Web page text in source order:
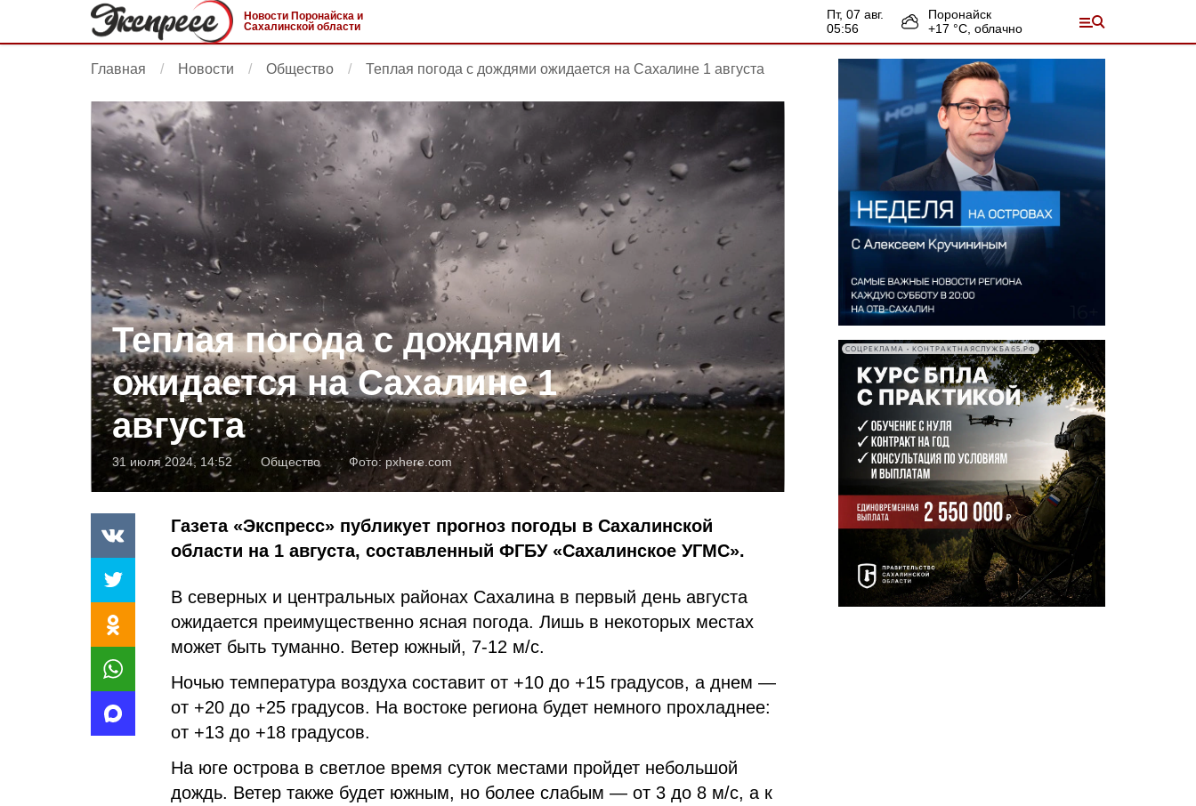
Новости Поронайска и
Сахалинской области
пт, 07 авг.
05:56
Поронайск
+17 °С, облачно
Главная Новости Общество Теплая погода с дождями ожидается на Сахалине 1 августа
Теплая погода с дождями
ожидается на Сахалине 1
августа
31 июля 2024, 14:52 Общество Фото: pxhere.com
Газета «Экспресс» публикует прогноз погоды в Сахалинской
области на 1 августа, составленный ФГБУ «Сахалинское УГМС».
В северных и центральных районах Сахалина в первый день августа
ожидается преимущественно ясная погода. Лишь в некоторых местах
может быть туманно. Ветер южный, 7-12 м/c.
Ночью температура воздуха составит от +10 до +15 градусов, а днем —
от +20 до +25 градусов. На востоке региона будет немного прохладнее:
от +13 до +18 градусов.
На юге острова в светлое время суток местами пройдет небольшой
дождь. Ветер также будет южным, но более слабым — от 3 до 8 м/с, а к
СОЦРЕКЛАМА • КОНТРАКТНАЯСЛУЖБА65.РФ